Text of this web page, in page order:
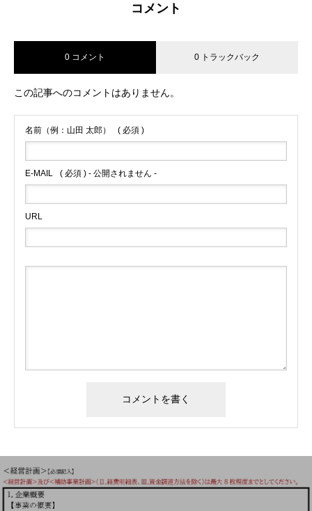
コメント
0 コメント 0 トラックバック
この記事へのコメントはありません。
名前（例：山田 太郎） ( 必須 )
E-MAIL ( 必須 ) - 公開されません -
URL